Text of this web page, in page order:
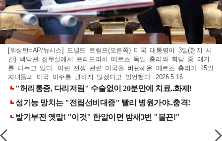
[워싱턴=AP/뉴시스] 도널드 트럼프(오른쪽) 미국 대통령이 3일(현지 시
간) 백악관 집무실에서 프리드리히 메르츠 독일 총리와 회담 중 얘기
를 나누고 있다. 이란 전쟁 관련 미국을 비판해온 메르츠 총리가 15일
자녀들의 미국 이주를 권하지 않겠다고 발언했다. 2026.5.16.